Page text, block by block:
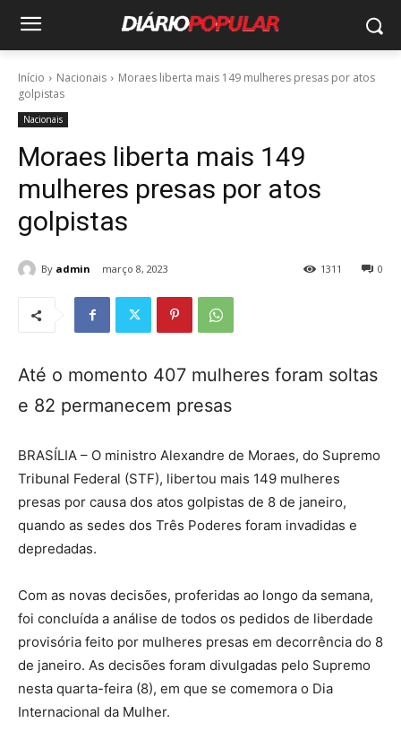
Início Nacionais
Moraes liberta mais 149 mulheres presas por atos
golpistas
Nacionais
Moraes liberta mais 149
mulheres presas por atos
golpistas
By admin março 8, 2023 0
1311
Até o momento 407 mulheres foram soltas
e 82 permanecem presas
BRASÍLIA – O ministro Alexandre de Moraes, do Supremo
Tribunal Federal (STF), libertou mais 149 mulheres
presas por causa dos atos golpistas de 8 de janeiro,
quando as sedes dos Três Poderes foram invadidas e
depredadas.
Com as novas decisões, proferidas ao longo da semana,
foi concluída a análise de todos os pedidos de liberdade
provisória feito por mulheres presas em decorrência do 8
de janeiro. As decisões foram divulgadas pelo Supremo
nesta quarta-feira (8), em que se comemora o Dia
Internacional da Mulher.